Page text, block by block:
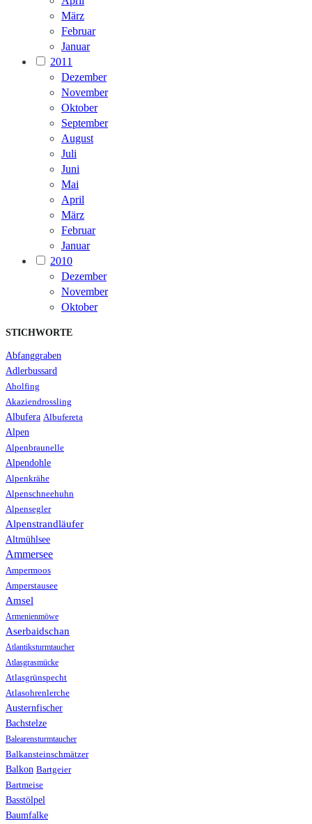
März
Februar
Januar
2011
Dezember
November
Oktober
September
August
Juli
Juni
Mai
April
März
Februar
Januar
2010
Dezember
November
Oktober
STICHWORTE
Abfanggraben
Adlerbussard
Aholfing
Akaziendrossling
Albufera Albufereta
Alpen
Alpenbraunelle
Alpendohle
Alpenkrähe
Alpenschneehuhn
Alpensegler
Alpenstrandläufer
Altmühlsee
Ammersee
Ampermoos
Amperstausee
Amsel
Armenienmöwe
Aserbaidschan
Atlantiksturmtaucher
Atlasgrasmücke
Atlasgrünspecht
Atlasohrenlerche
Austernfischer
Bachstelze
Balearensturmtaucher
Balkansteinschmätzer
Balkon Bartgeier
Bartmeise
Basstölpel
Baumfalke